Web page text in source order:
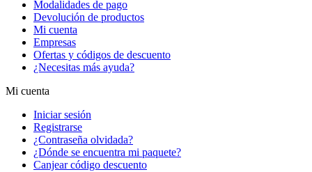
Modalidades de pago
Devolución de productos
Mi cuenta
Empresas
Ofertas y códigos de descuento
¿Necesitas más ayuda?
Mi cuenta
Iniciar sesión
Registrarse
¿Contraseña olvidada?
¿Dónde se encuentra mi paquete?
Canjear código descuento